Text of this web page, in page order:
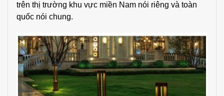
trên thị trường khu vực miền Nam nói riêng và toàn
quốc nói chung.